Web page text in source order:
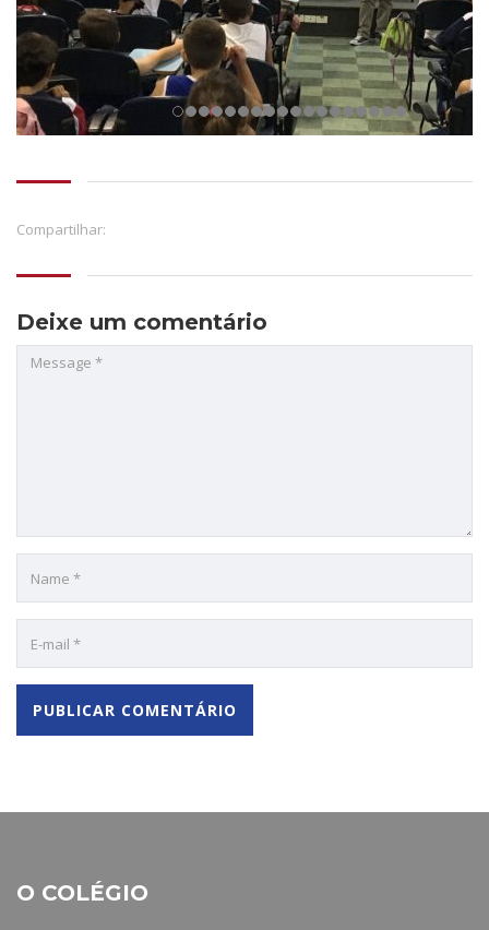
Compartilhar:
Deixe um comentário
O COLÉGIO